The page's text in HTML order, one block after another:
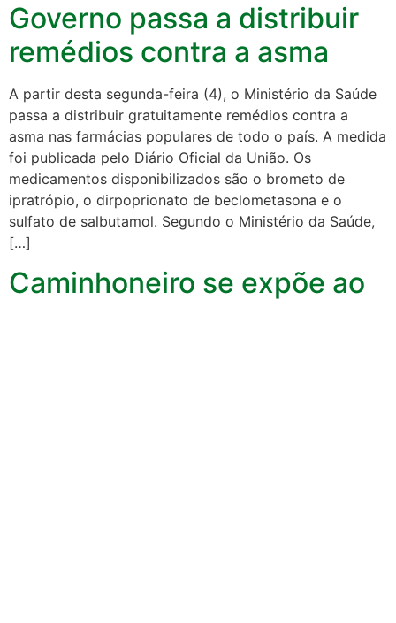
Governo passa a distribuir
remédios contra a asma
A partir desta segunda-feira (4), o Ministério da Saúde
passa a distribuir gratuitamente remédios contra a
asma nas farmácias populares de todo o país. A medida
foi publicada pelo Diário Oficial da União. Os
medicamentos disponibilizados são o brometo de
ipratrópio, o dirpoprionato de beclometasona e o
sulfato de salbutamol. Segundo o Ministério da Saúde,
[…]
Caminhoneiro se expõe ao